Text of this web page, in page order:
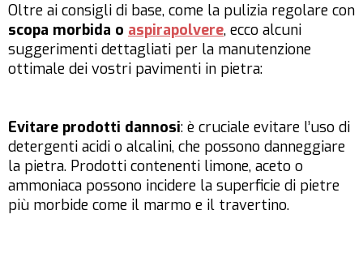
Oltre ai consigli di base, come la pulizia regolare con
scopa morbida o aspirapolvere, ecco alcuni
suggerimenti dettagliati per la manutenzione
ottimale dei vostri pavimenti in pietra:
Evitare prodotti dannosi: è cruciale evitare l’uso di
detergenti acidi o alcalini, che possono danneggiare
la pietra. Prodotti contenenti limone, aceto o
ammoniaca possono incidere la superficie di pietre
più morbide come il marmo e il travertino.